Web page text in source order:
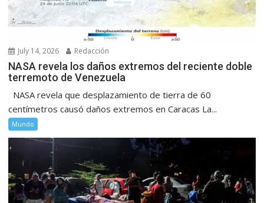
July 14, 2026 Redacción
NASA revela los daños extremos del reciente doble
terremoto de Venezuela
NASA revela que desplazamiento de tierra de 60
centímetros causó daños extremos en Caracas La...
Mundo